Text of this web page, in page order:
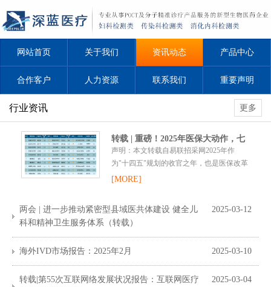
网站首页 关于我们 资讯动态 产品中心
合作客户 人力资源 联系我们 重要声明
更多
行业资讯
转载 | 重磅！2025年医保大动作，七
大政策利好！
声明：本文转载自易联招采网2025年作
为"十四五"规划的收官之年，也是医保改革
深化落地的关键年。医保改革将进一步深
[MORE]
2025-03-12
两会 | 进一步推动紧密型县域医共体建设 健全儿
科和精神卫生服务体系（转载）
2025-03-10
海外IVD市场报告：2025年2月
2025-03-04
转载|第55次互联网络发展状况报告：互联网医疗